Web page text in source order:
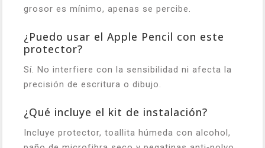
grosor es mínimo, apenas se percibe.
¿Puedo usar el Apple Pencil con este
protector?
Sí. No interfiere con la sensibilidad ni afecta la
precisión de escritura o dibujo.
¿Qué incluye el kit de instalación?
Incluye protector, toallita húmeda con alcohol,